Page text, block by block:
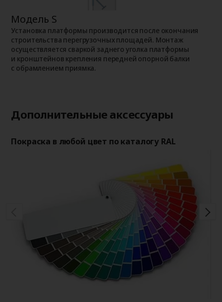
Модель S
Установка платформы производится после окончания
строительства перегрузочных площадей. Монтаж
осуществляется сваркой заднего уголка платформы
и кронштейнов крепления передней опорной балки
с обрамлением приямка.
Дополнительные аксессуары
Покраска в любой цвет по каталогу RAL